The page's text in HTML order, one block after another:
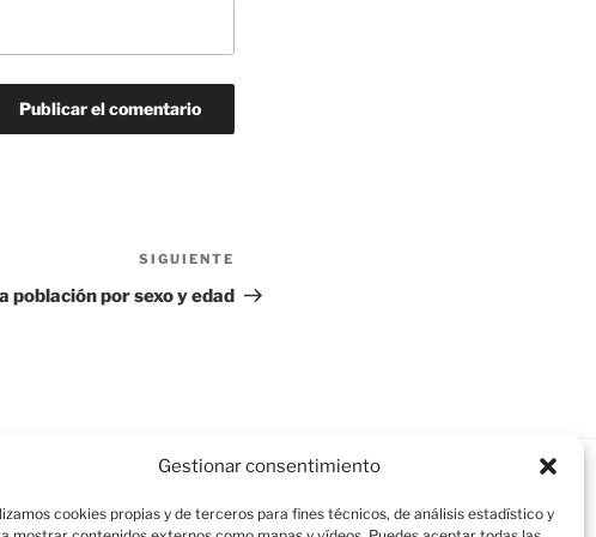
Gestionar consentimiento
cookies propias y de terceros para fines técnicos, de análisis estadístico y
entrada
SIGUIENTE
población por sexo y edad